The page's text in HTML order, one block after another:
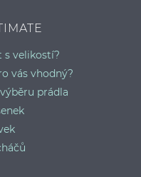
s velikostí?
vás vhodný?
prádla